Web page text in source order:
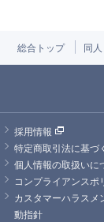
総合トップ 同人
採用情報
特定商取引法に基づ
個人情報の取扱いに
コンプライアンスポ
カスタマーハラスメ
動指針